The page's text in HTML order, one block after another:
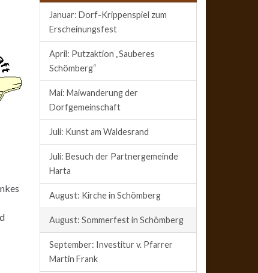
Januar: Dorf-Krippenspiel zum
Erscheinungsfest
April: Putzaktion „Sauberes
Schömberg“
Mai: Maiwanderung der
Dorfgemeinschaft
Juli: Kunst am Waldesrand
Juli: Besuch der Partnergemeinde
Harta
August: Kirche in Schömberg
August: Sommerfest in Schömberg
September: Investitur v. Pfarrer
Martin Frank